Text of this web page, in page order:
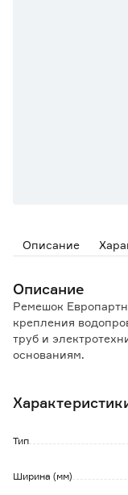
Описание
Описание
Ремешок
крепления
труб и
основаниям.
Стяжка подходит
-нейлоновый умный
Тип
Ширина (мм)